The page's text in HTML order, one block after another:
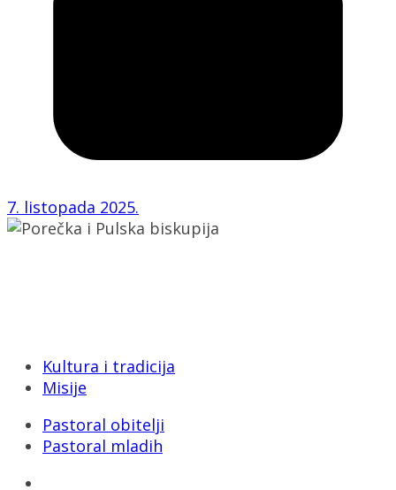
7. listopada 2025.
Kultura i tradicija
Misije
Pastoral obitelji
Pastoral mladih